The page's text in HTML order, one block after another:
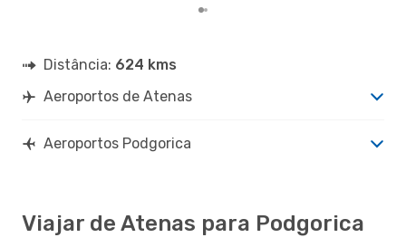
Distância: 624 kms
Aeroportos de Atenas
Aeroportos Podgorica
Viajar de Atenas para Podgorica